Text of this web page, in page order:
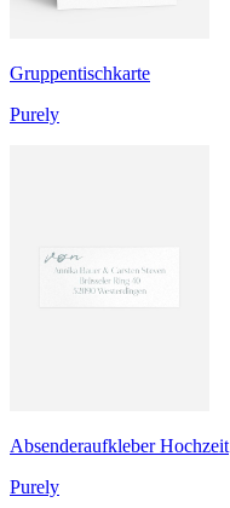
Gruppentischkarte
Purely
Absenderaufkleber Hochzeit
Purely